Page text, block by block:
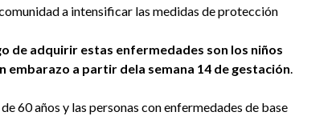
a intensificar las medidas de protección
de adquirir estas enfermedades son los niños
embarazo a partir dela semana 14 de gestación.
60 años y las personas con enfermedades de base